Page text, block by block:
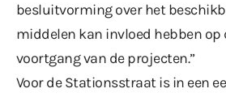
besluitvorming over het
middelen kan invloed hebben op
voortgang van de projecten.”
Voor de Stationsstraat is in een